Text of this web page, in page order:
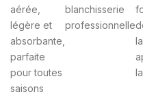
aérée,
légère et
absorbante,
parfaite
pour toutes
saisons
blanchisserie
professionnelle